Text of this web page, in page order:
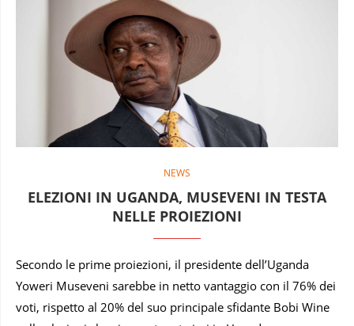
NEWS
ELEZIONI IN UGANDA, MUSEVENI IN TESTA
NELLE PROIEZIONI
Secondo le prime proiezioni, il presidente dell’Uganda
Yoweri Museveni sarebbe in netto vantaggio con il 76% dei
voti, rispetto al 20% del suo principale sfidante Bobi Wine